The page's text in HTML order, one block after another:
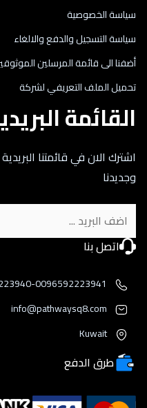
سياسة الخصوصية
سياسة التسجيل والدفع والالغاء
أضفنا الى قائمة المرسلين
تحميل الملف التعريفي لشركة
القائمة
اشترك الان في قائمتنا
وجديدنا
اتصل بنا
0096592223941 - 96522088566+
info@pathwaysq8.com
Kuwait
طرق الدفع